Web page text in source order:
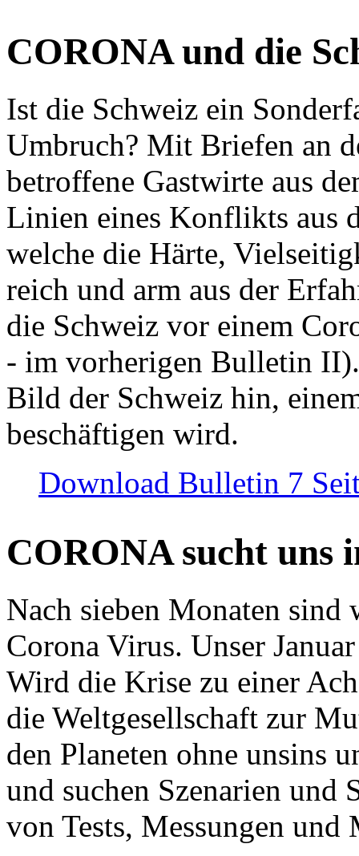
CORONA und die
Ist die Schweiz ein
Umbruch? Mit Briefen an
betroffene Gastwirte aus
Linien eines Konflikts aus
welche die Härte,
reich und arm aus der
die Schweiz vor einem
- im vorherigen Bulletin
Bild der Schweiz hin,
beschäftigen wird.
Download Bulletin 7
CORONA sucht uns
Nach sieben Monaten
Corona Virus. Unser
Wird die Krise zu einer
die Weltgesellschaft zur
den Planeten ohne unsins
und suchen Szenarien und
von Tests, Messungen und